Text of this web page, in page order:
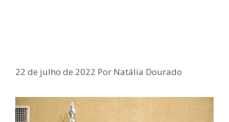
22 de julho de 2022 Por Natália Dourado